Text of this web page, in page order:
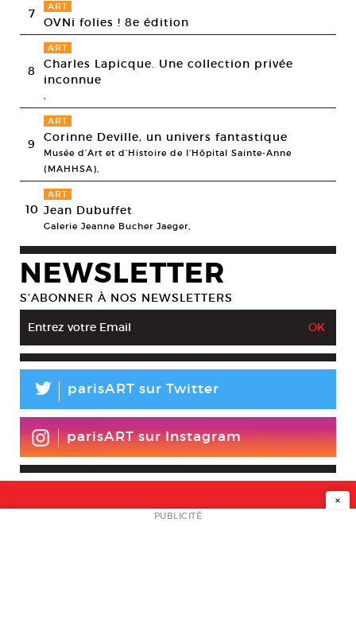
7 ART
OVNi folies ! 8e édition
8
ART
Charles Lapicque. Une collection privée
inconnue
,
9
ART
Corinne Deville, un univers fantastique
Musée d’Art et d’Histoire de l’Hôpital Sainte-Anne
(MAHHSA),
10
ART
Jean Dubuffet
Galerie Jeanne Bucher Jaeger,
NEWSLETTER
S’ABONNER À NOS NEWSLETTERS
L parisART sur Twitter
parisART sur Instagram
NEWSLETTER
×
PUBLICITÉ